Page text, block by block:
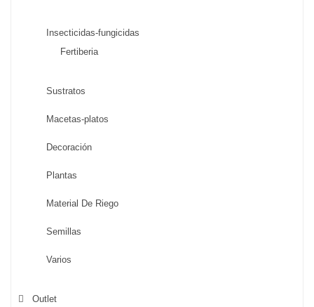
Insecticidas-fungicidas
Fertiberia
Sustratos
Macetas-platos
Decoración
Plantas
Material De Riego
Semillas
Varios
Outlet